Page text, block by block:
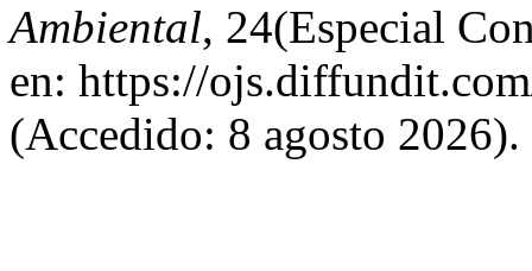
Ambiental, 24(Especial
en: https://
(Accedido: 8 agosto 2026).